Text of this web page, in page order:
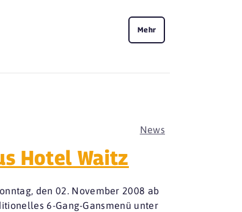
Mehr
News
Hotel Waitz
den 02. November 2008 ab
6-Gang-Gansmenü unter